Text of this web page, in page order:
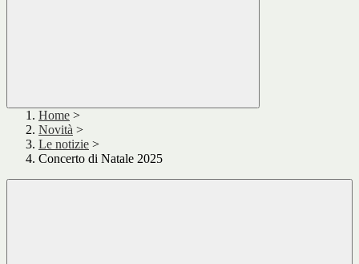
Home >
Novità >
Le notizie >
Concerto di Natale 2025